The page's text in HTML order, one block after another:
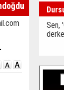
Sen,